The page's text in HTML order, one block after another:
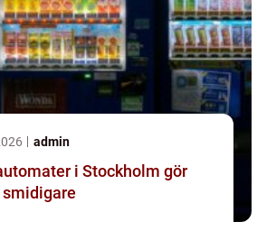
admin
i Stockholm gör